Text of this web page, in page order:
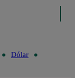
Dólar